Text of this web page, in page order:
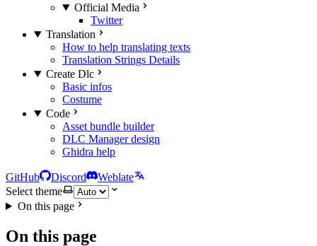
Official Media
Twitter
Translation
How to help translating texts
Translation Strings Details
Create Dlc
Basic infos
Costume
Code
Asset bundle builder
DLC Manager design
Ghidra help
GitHub Discord
Weblate
Select theme
On this page
On this page